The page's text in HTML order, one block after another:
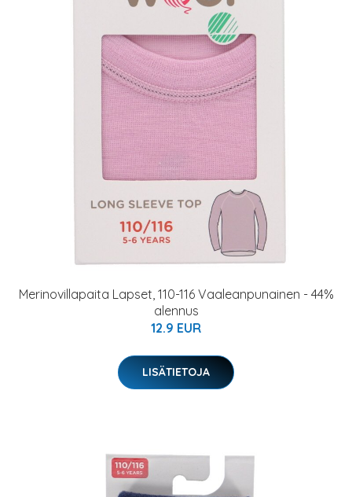
Merinovillapaita Lapset, 110-116 Vaaleanpunainen - 44%
alennus
12.9 EUR
LISÄTIETOJA